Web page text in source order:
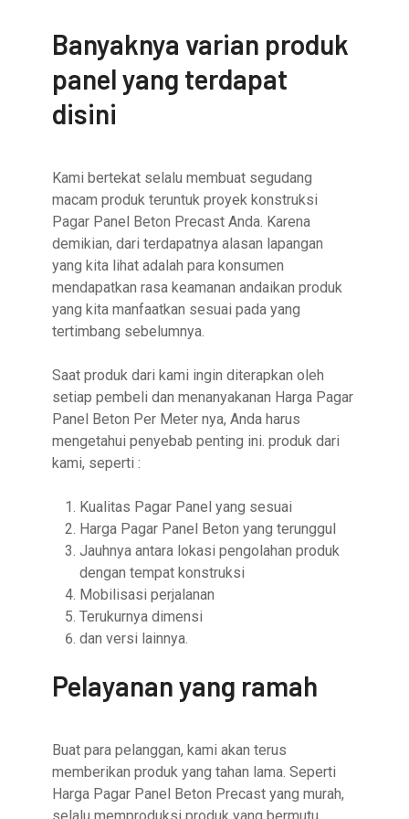
Banyaknya varian produk
panel yang terdapat
disini
Kami bertekat selalu membuat segudang
macam produk teruntuk proyek konstruksi
Pagar Panel Beton Precast Anda. Karena
demikian, dari terdapatnya alasan lapangan
yang kita lihat adalah para konsumen
mendapatkan rasa keamanan andaikan produk
yang kita manfaatkan sesuai pada yang
tertimbang sebelumnya.
Saat produk dari kami ingin diterapkan oleh
setiap pembeli dan menanyakanan Harga Pagar
Panel Beton Per Meter nya, Anda harus
mengetahui penyebab penting ini. produk dari
kami, seperti :
Kualitas Pagar Panel yang sesuai
Harga Pagar Panel Beton yang terunggul
Jauhnya antara lokasi pengolahan produk
dengan tempat konstruksi
Mobilisasi perjalanan
Terukurnya dimensi
dan versi lainnya.
Pelayanan yang ramah
Buat para pelanggan, kami akan terus
memberikan produk yang tahan lama. Seperti
Harga Pagar Panel Beton Precast yang murah,